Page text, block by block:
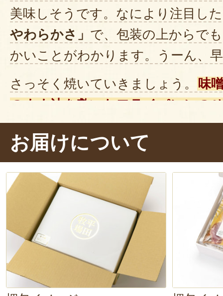
美味しそうです。なにより注目し
やわらかさ」 で、包装の上からで
かいことがわかります。うーん、
さっそく焼いていきましょう。
味
のまま油を敷いたフライパンにの
ていることで、とても焦げやすい
しながらじっくり弱火で加熱します
焼き上がったら、ほかほかのご飯
きまーす！パクッ。うん、やっぱり
の中でとろけるようです。
味噌の
と、脂身のやさしい甘みが広がり
らない！一切れでご飯3杯食べられ
お届けについて